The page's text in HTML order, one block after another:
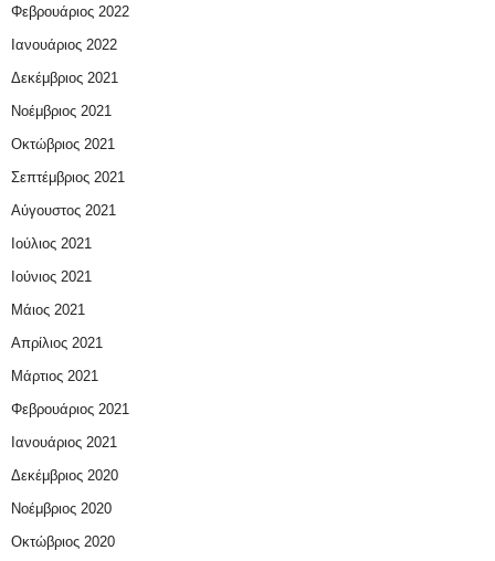
Φεβρουάριος 2022
Ιανουάριος 2022
Δεκέμβριος 2021
Νοέμβριος 2021
Οκτώβριος 2021
Σεπτέμβριος 2021
Αύγουστος 2021
Ιούλιος 2021
Ιούνιος 2021
Μάιος 2021
Απρίλιος 2021
Μάρτιος 2021
Φεβρουάριος 2021
Ιανουάριος 2021
Δεκέμβριος 2020
Νοέμβριος 2020
Οκτώβριος 2020